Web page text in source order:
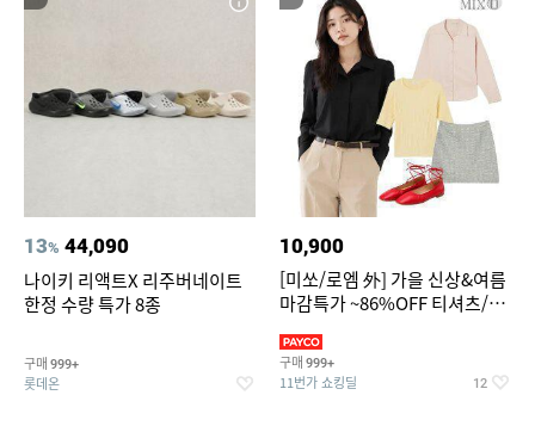
13% 44,090
나이키 리액트X 리주버네이트
한정 수량 특가 8종
구매 999+
롯데온
10,900
[미쏘/로엠 外] 가을 신상&여름
마감특가 ~86%OFF 티셔츠/슬
구매 999+
11번가 쇼킹딜 12